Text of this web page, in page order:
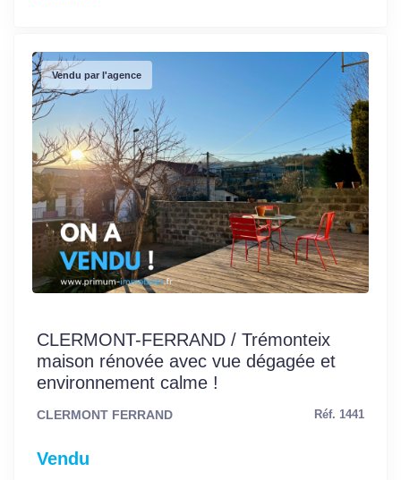
Vendu par l'agence
CLERMONT-FERRAND / Trémonteix
maison rénovée avec vue dégagée et
environnement calme !
CLERMONT FERRAND Réf. 1441
Vendu